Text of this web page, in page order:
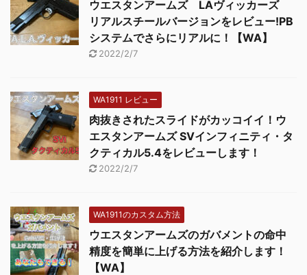
ウエスタンアームズ LAヴィッカーズ
リアルスチールバージョンをレビュー!PB
システムでさらにリアルに！【WA】
2022/2/7
WA1911 レビュー
肉抜きされたスライドがカッコイイ！ウ
エスタンアームズ SVインフィニティ・タ
クティカル5.4をレビューします！
2022/2/7
WA1911のカスタム方法
ウエスタンアームズのガバメントの命中
精度を簡単に上げる方法を紹介します！
【WA】